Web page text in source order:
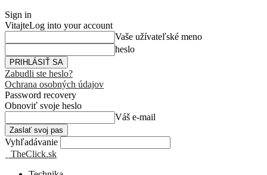
Sign in
VitajteLog into your account
Vaše užívateľské meno
heslo
Zabudli ste heslo?
Ochrana osobných údajov
Password recovery
Obnoviť svoje heslo
Váš e-mail
Vyhľadávanie
TheClick.sk